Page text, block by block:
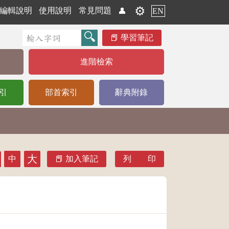
輯說明 使用說明 常見問題 👤 ⚙️ EN
學習筆記
進階檢索
部首索引 辭典附錄
中 大 加入筆記 列 印